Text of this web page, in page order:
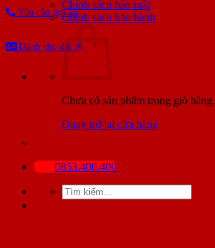
Chính sách bảo mật
Chính sách bảo hành
Chưa có sản phẩm trong giỏ hàng.
Quay trở lại cửa hàng
0853.400.400
Tìm
kiếm:
Yêu cầu gọi lại
Dành cho đại lý
BÀI VIẾT MỚI NHẤT